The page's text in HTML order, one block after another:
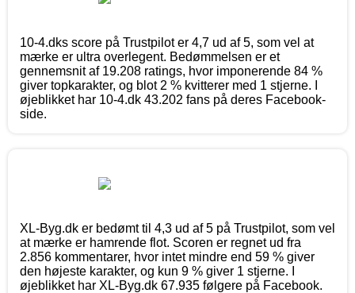
10-4.dks score på Trustpilot er 4,7 ud af 5, som vel at
mærke er ultra overlegent. Bedømmelsen er et
gennemsnit af 19.208 ratings, hvor imponerende 84 %
giver topkarakter, og blot 2 % kvitterer med 1 stjerne. I
øjeblikket har 10-4.dk 43.202 fans på deres Facebook-
side.
XL-Byg.dk er bedømt til 4,3 ud af 5 på Trustpilot, som vel
at mærke er hamrende flot. Scoren er regnet ud fra
2.856 kommentarer, hvor intet mindre end 59 % giver
den højeste karakter, og kun 9 % giver 1 stjerne. I
øjeblikket har XL-Byg.dk 67.935 følgere på Facebook.